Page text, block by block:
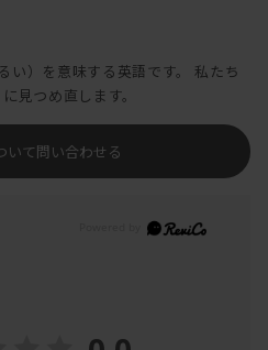
いて問い合わせる
い）を意味する英語です。 私たち
見つめ直します。